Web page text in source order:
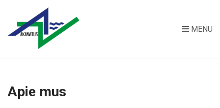
MENU
Apie mus